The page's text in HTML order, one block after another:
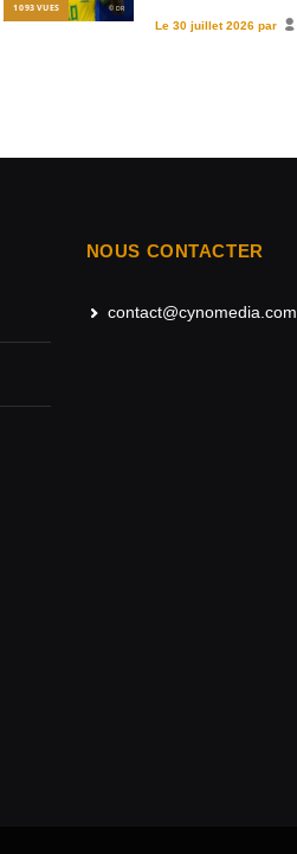
1 093 VUES © DR
Le 30 juillet 2026 par
NOUS CONTACTER
contact@cynomedia.com